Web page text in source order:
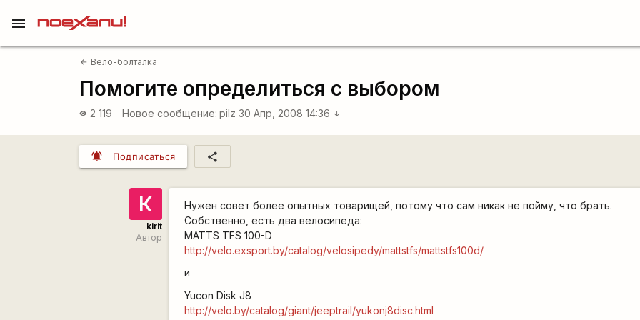
menu
arrow_back Вело-болталка
Помогите определиться с выбором
visibility 2 119 Новое сообщение: pilz 30 Апр, 2008 14:36 arrow_downward
notifications_active Подписаться share
К
kirit
Автор
Нужен совет более опытных товарищей, потому что сам никак не пойму, что брать.
Собственно, есть два велосипеда:
MATTS TFS 100-D
http://velo.exsport.by/catalog/velosipedy/mattstfs/mattstfs100d/
и
Yucon Disk J8
http://velo.by/catalog/giant/jeeptrail/yukonj8disc.html